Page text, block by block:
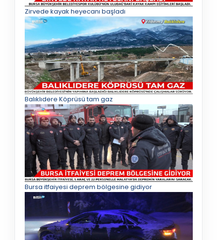
Zirvede kayak heyecanı başladı
Balıklıdere Köprüsü tam gaz
Bursa itfaiyesi deprem bölgesine gidiyor